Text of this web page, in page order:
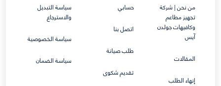
من نحن | شركة
تجهيز مطاعم
وكافيهات جولدن
آيس
المقالات
إنهاء الطلب
حسابي
اتصل بنا
طلب صيانة
تقديم شكوى
سياسة التبديل
والاسترجاع
سياسة الخصوصية
سياسة الضمان